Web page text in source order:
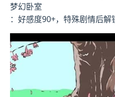
梦幻卧室
：好感度90+，特殊剧情后解